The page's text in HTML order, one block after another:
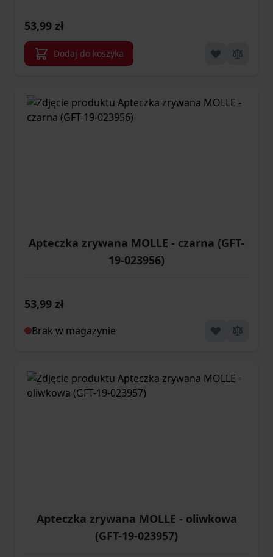
53,99 zł
Dodaj do koszyka
Apteczka zrywana MOLLE - czarna (GFT-
19-023956)
53,99 zł
Brak w magazynie
Apteczka zrywana MOLLE - oliwkowa
(GFT-19-023957)